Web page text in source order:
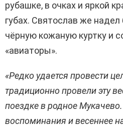
рубашке, в очках и яркой
губах. Святослав же
чёрную кожаную куртку и
«авиаторы».
«Редко удается провести
традиционно провели эту
поездке в родное
воспоминания и весеннее